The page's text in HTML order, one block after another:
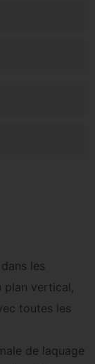
les
plan vertical,
toutes les
de laquage